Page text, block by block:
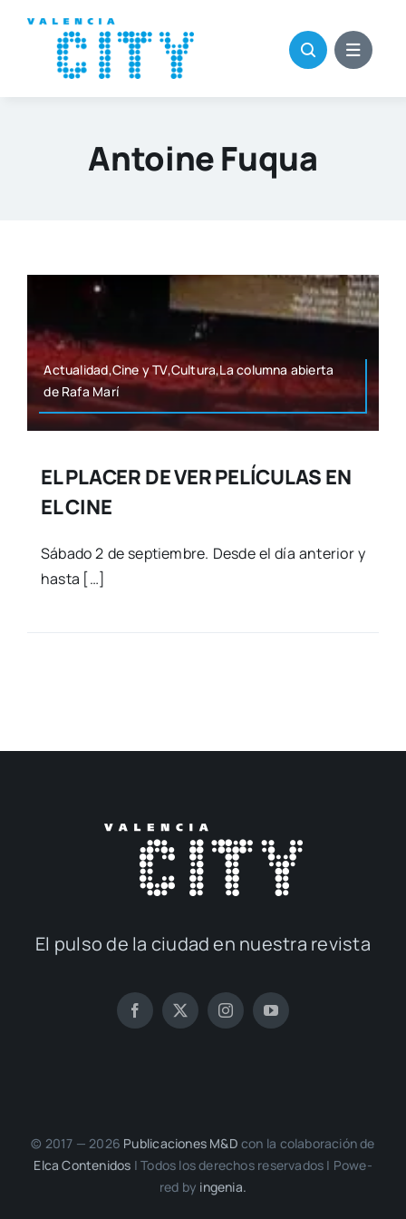
contenido
Antoine Fuqua
Actualidad,Cine y TV,Cultura,La colum­na abier­ta
de Rafa Marí
EL PLACER DE VER PELÍCULAS EN
EL CINE
Sába­do 2 de sep­tiem­bre. Des­de el día ante­rior y
has­ta […]
El pul­so de la ciu­dad en nues­tra revis­ta
© 2017 — 2026 Publi­ca­cio­nes M&D con la cola­bo­ra­ción de
Elca Con­te­ni­dos | Todos los dere­chos reser­va­dos | Powe­
red by inge­nia.